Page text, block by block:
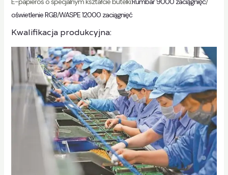
oświetlenie RGB/WASPE 12000 zaciągnięć
Kwalifikacja produkcyjna: